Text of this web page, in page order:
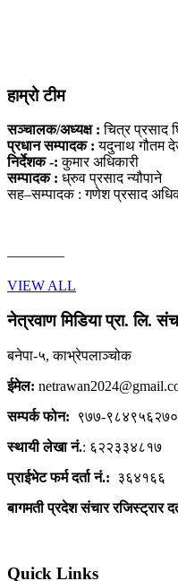
हाम्रो टीम
सञ्चालक/अध्यक्ष : चित्र प्रसाद
प्रधान सम्पादक : यदुनाथ गौतम
निर्देशक -: कुमार अधिकारी
सम्पादक : ध्रुव प्रसाद न्यौपाने
सह–सम्पादक : गणेश प्रसाद
————
VIEW ALL
नेत्रवाण मिडिया प्रा. लि.
बनेपा-५, काभ्रेपलाञ्चोक
ईमेल:
सम्पर्क फोन:
९७७-
स्थायी लेखा नं.: ६२२३३४८१७
प्राईभेट फर्म दर्ता नं.: ३६४१६६
बागमती प्रदेश संचार रजिस्ट्रार
Quick Links